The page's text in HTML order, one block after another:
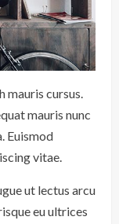
mauris cursus.
mauris nunc
Euismod
vitae.
ut lectus arcu
eu ultrices